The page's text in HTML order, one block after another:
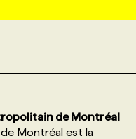
de Montréal
Montréal est la